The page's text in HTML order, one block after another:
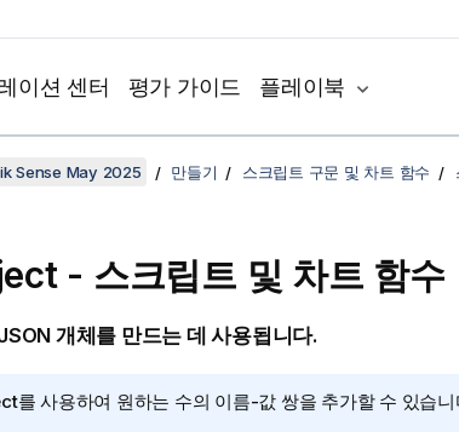
이션 센터 평가 가이드 플레이북
Sense May 2025 만들기 스크립트 구문 및 차트 함수
- 스크립트 및 차트 함수
개체를 만드는 데 사용됩니다.
를 사용하여 원하는 수의 이름-값 쌍을 추가할 수 있습니